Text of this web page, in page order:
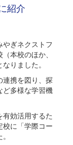
紹介
ぎネクストフ
本校のほか、
りました。
連携を図り、探
ど多様な学習機
効活用するた
に「学際コー